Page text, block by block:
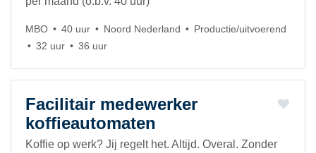
MBO 40 uur Noord Nederland
Productie/uitvoerend
32 uur
36 uur
Facilitair medewerker
koffieautomaten
Koffie op werk? Jij regelt het. Altijd. Overal. Zonder